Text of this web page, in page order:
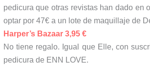
pedicura que otras revistas han dado en
optar por 47€ a un lote de maquillaje de
Harper’s Bazaar 3,95 €
No tiene regalo. Igual que Elle, con
pedicura de ENN LOVE.